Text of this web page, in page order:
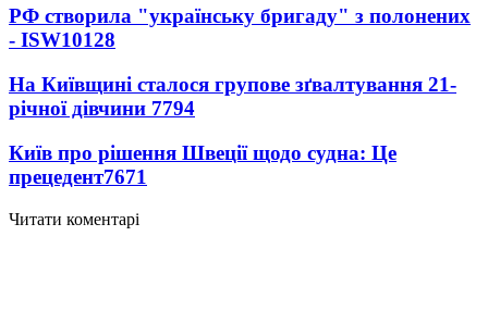
РФ створила "українську бригаду" з полонених
- ISW10128
На Київщині сталося групове зґвалтування 21-
річної дівчини 7794
Київ про рішення Швеції щодо судна: Це
прецедент7671
Читати коментарі